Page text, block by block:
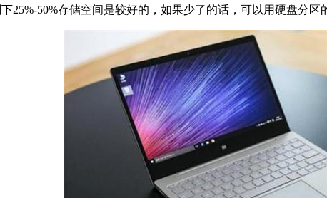
25%-50%存储空间是较好的，如果少了的话，可以用硬盘分区